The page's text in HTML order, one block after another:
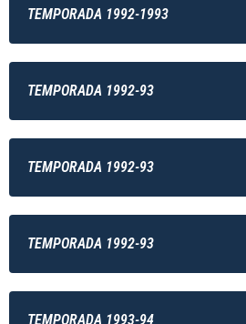
TEMPORADA 1992-1993
TEMPORADA 1992-93
TEMPORADA 1992-93
TEMPORADA 1992-93
TEMPORADA 1993-94